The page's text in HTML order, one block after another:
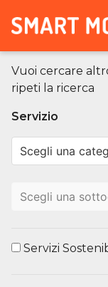
Vuoi cercare
ripeti la ricerca
Servizio
Servizi